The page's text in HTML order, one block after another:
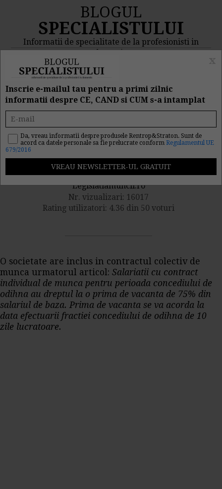
BLOGUL
SPECIALISTULUI
Informatii de specialitate de la profesionisti in
domeniu
MENIU
Prima de vacanta conform
CCM. Cum se acorda?
Publicat de catre
Legislatiamuncii.ro
Nr. vizualizari: 16017
Rating utilizatori: 4.36 din 50 voturi
O societate are inclus in contractul colectiv de
munca urmatorul articol: Salariatii cu contract
individual de munca pentru perioada concediului de
odihna au dreptul la o prima de vacanta de 75% din
salariul de baza. Prima de vacanta se va acorda la
data efectuarii fractiei concediului de odihna de 10
zile lucratoare.
Inscrie e-mailul tau pentru a primi zilnic
informatii despre CE, CAND si CUM s-a intamplat
Da, vreau informatii despre produsele Rentrop&Straton. Sunt de
acord ca datele personale sa fie prelucrate conform Regulamentul UE
679/2016